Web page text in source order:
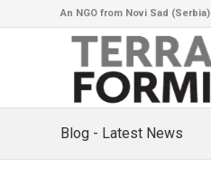
An NGO from Novi Sad (Serbia)
Blog - Latest News